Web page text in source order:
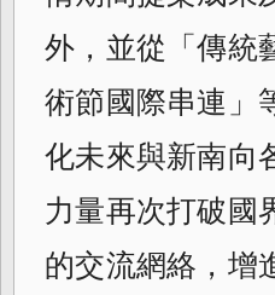
外，並從「傳統
術節國際串連」
化未來與新南向
力量再次打破國
的交流網絡，增